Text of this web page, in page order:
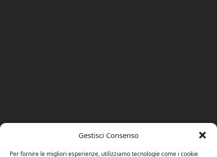
Gestisci Consenso
Per fornire le migliori esperienze, utilizziamo tecnologie come i cookie